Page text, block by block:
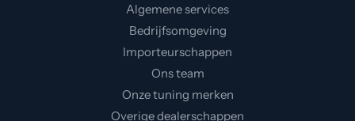
Algemene services
Bedrijfsomgeving
Importeurschappen
Ons team
Onze tuning merken
Overige dealerschappen